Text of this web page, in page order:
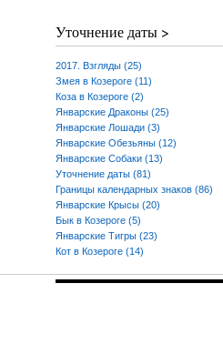
Уточнение даты >
2017. Взгляды (25)
Змея в Козероге (11)
Коза в Козероге (2)
Январские Драконы (25)
Январские Лошади (3)
Январские Обезьяны (12)
Январские Собаки (13)
Уточнение даты (81)
Границы календарных знаков (86)
Январские Крысы (20)
Бык в Козероге (5)
Январские Тигры (23)
Кот в Козероге (14)